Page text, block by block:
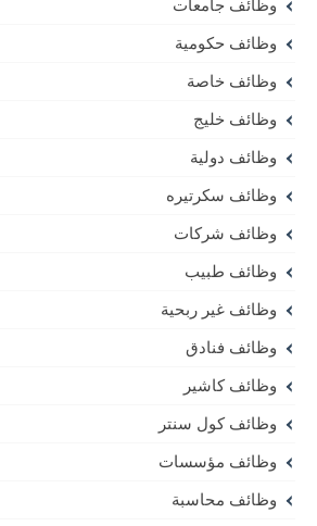
وظائف جامعات
وظائف حكومية
وظائف خاصة
وظائف خليج
وظائف دولية
وظائف سكرتيره
وظائف شركات
وظائف طبيب
وظائف غير ربحية
وظائف فنادق
وظائف كاشير
وظائف كول سنتر
وظائف مؤسسات
وظائف محاسبة